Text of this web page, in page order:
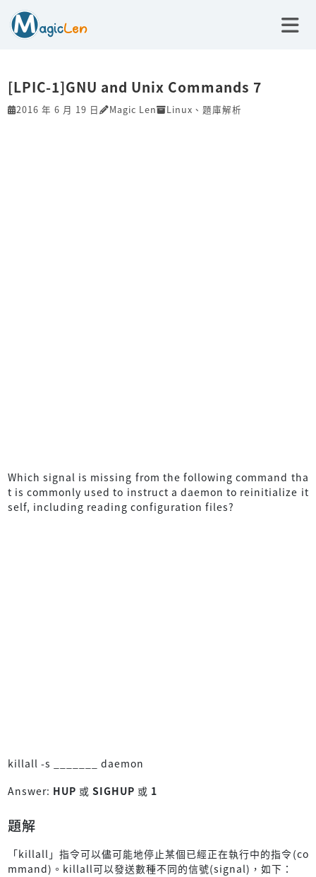
[LPIC-1]GNU and Unix Commands 7
2016 年 6 月 19 日 Magic Len Linux 、 題庫解析
Which signal is missing from the following command tha
t is commonly used to instruct a daemon to reinitialize it
self, including reading configuration files?
killall -s _______ daemon
Answer: HUP 或 SIGHUP 或 1
題解
「killall」指令可以儘可能地停止某個已經正在執行中的指令(co
mmand)。killall可以發送數種不同的信號(signal)，如下：